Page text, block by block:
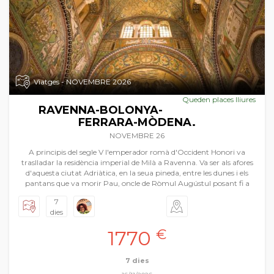
Viatges - NOVEMBRE 2026
Queden places lliures
RAVENNA-BOLONYA-
FERRARA-MÒDENA.
NOVEMBRE 26
A principis del segle V l'emperador romà d'Occident Honori va
traslladar la residència imperial de Milà a Ravenna. Va ser als afores
d'aquesta ciutat Adriàtica, en la seua pineda, entre les dunes i els
pantans que va morir Pau, oncle de Ròmul Augústul posant fi a
a l'Emília i a la Romanya, regions italianes amb una quantitat de
tresors artístics enlluernant. Ravenna i els seus mosaics, Bolonya
torres de maó i arcades elegants revelant una ànima medieval
encara intacta. Però també presumeix de ser la ciutat dels Carracci i
una pròspera escola de pintura renaixentista i per últim Ferrara, la
7
dies
1770 €
7 dies